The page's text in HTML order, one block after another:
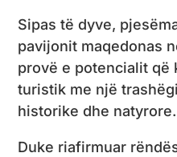
Sipas të dyve,
pavijonit maqedonas
provë e potencialit që
turistik me një
historike dhe natyrore.
Duke riafirmuar